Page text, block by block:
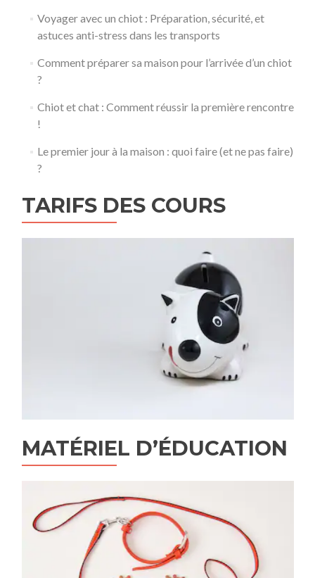
Voyager avec un chiot : Préparation, sécurité, et
astuces anti-stress dans les transports
Comment préparer sa maison pour l’arrivée d’un chiot
?
Chiot et chat : Comment réussir la première rencontre
!
Le premier jour à la maison : quoi faire (et ne pas faire)
?
TARIFS DES COURS
MATÉRIEL D’ÉDUCATION